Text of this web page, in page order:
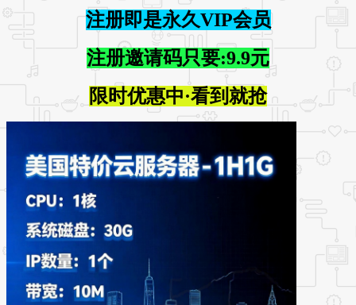
注册即是永久VIP会员
注册邀请码只要:9.9元
限时优惠中·看到就抢